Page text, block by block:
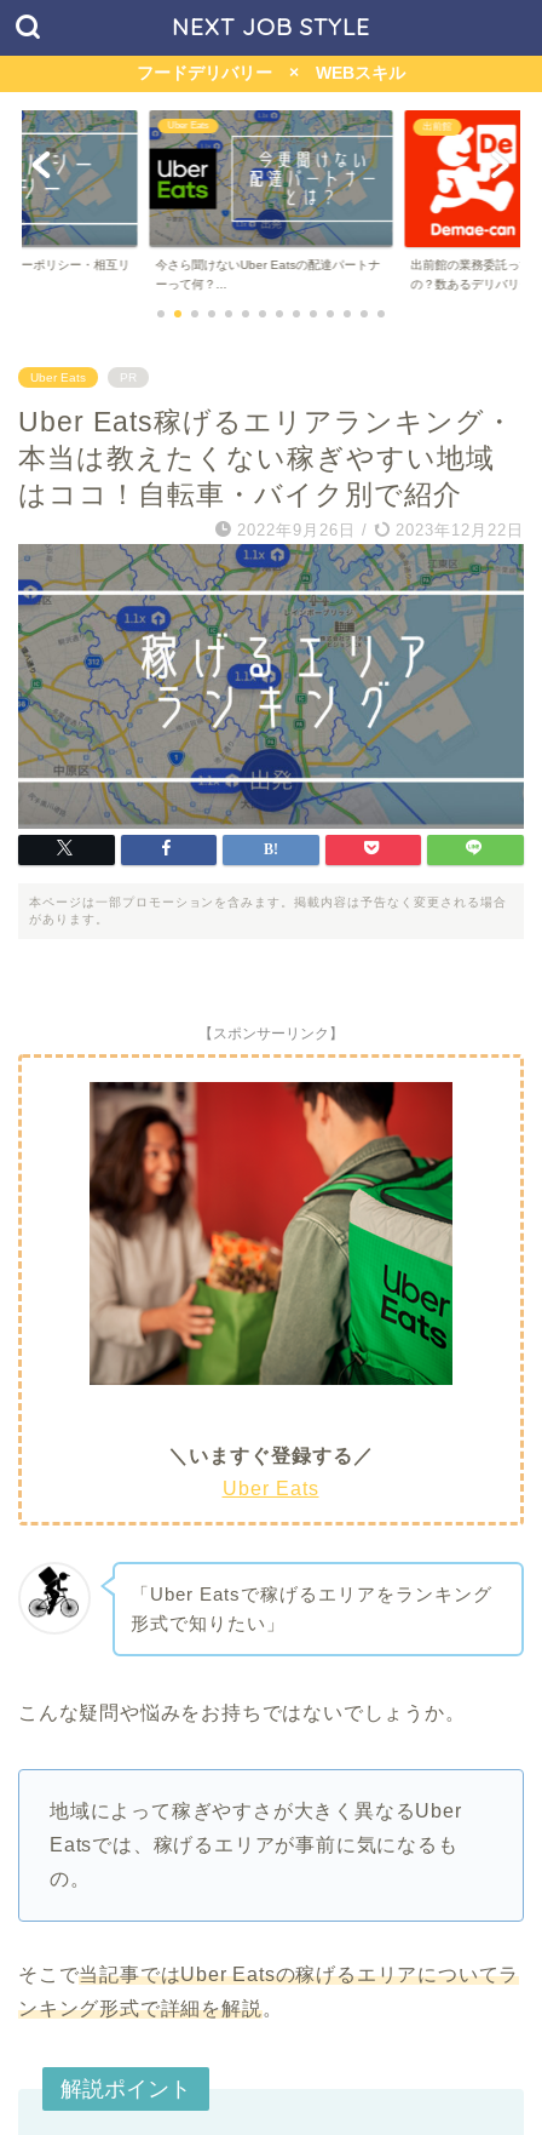
NEXT JOB STYLE
フードデリバリー × WEBスキル
Eatsの配達パートナ
出前館
出前館の業務委託って儲かるの？稼げる
の？数あるデリバリー...
menu
マッハバイト経由の
ハボーナスって何...
Uber Eats PR
Uber Eats稼げるエリアランキング・
本当は教えたくない稼ぎやすい地域
はココ！自転車・バイク別で紹介
2022年9月26日 / 2023年12月22日
本ページは一部プロモーションを含みます。掲載内容は予告なく変更される場合
があります。
【スポンサーリンク】
＼いますぐ登録する／
Uber Eats
「Uber Eatsで稼げるエリアをランキング
形式で知りたい」
こんな疑問や悩みをお持ちではないでしょうか。
地域によって稼ぎやすさが大きく異なるUber
Eatsでは、稼げるエリアが事前に気になるも
の。
そこで当記事ではUber Eatsの稼げるエリアについてラ
ンキング形式で詳細を解説。
解説ポイント